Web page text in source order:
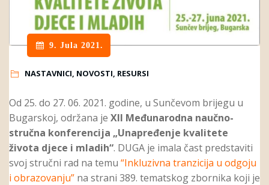
9. Jula 2021.
NASTAVNICI, NOVOSTI, RESURSI
Od 25. do 27. 06. 2021. godine, u Sunčevom brijegu u
Bugarskoj, održana je XII Međunarodna naučno-
stručna konferencija „Unapređenje kvalitete
života djece i mladih“. DUGA je imala čast predstaviti
svoj stručni rad na temu “Inkluzivna tranzicija u odgoju
i obrazovanju” na strani 389. tematskog zbornika koji je